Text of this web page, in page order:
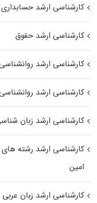
کارشناسی ارشد حسابداری
کارشناسی ارشد حقوق
کارشناسی ارشد
کارشناسی ارشد روانشناسی
کارشناسی ارشد زبان
کارشناسی ارشد رﺷﺘﻪ
اﻣﻴﻦ
کارشناسی ارشد زبان عربی